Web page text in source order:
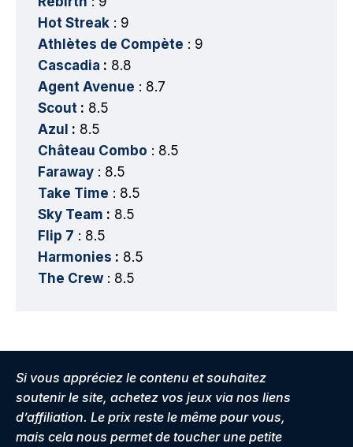
Hot Streak : 9
Athlètes de Compète : 9
Cascadia : 8.8
Agent Avenue : 8.7
Scout : 8.5
Azul : 8.5
Château Combo : 8.5
Faraway : 8.5
Take Time : 8.5
Sky Team : 8.5
Flip 7 : 8.5
Harmonies : 8.5
The Crew : 8.5
Si vous appréciez le contenu et souhaitez
soutenir le site, achetez vos jeux via nos liens
d’affiliation. Le prix reste le même pour vous,
mais cela nous permet de toucher une petite